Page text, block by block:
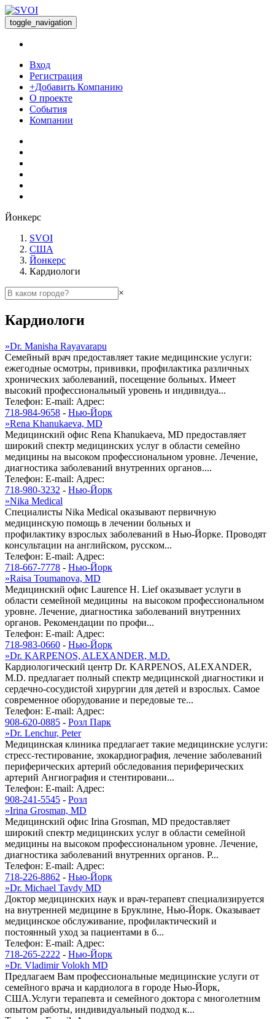
toggle_navigation
Вход
Регистрация
+Добавить Компанию
О проекте
События
Компании
Йонкерс
SVOI
США
Йонкерс
Кардиологи
×
Кардиологи
»Dr. Manisha Rayavarapu
Семейный врач предоставляет такие медицинские услуги:
ежегодные осмотры, прививки, профилактика различных
хронических заболеваний, посещение больных. Имеет
высокий профессиональный уровень и индивидуа...
Телефон: E-mail: Адрес:
718-984-9658 - Нью-Йорк
»Rena Khanukaeva, MD
Медицинский офис Rena Khanukaeva, MD предоставляет
широкий спектр медицинских услуг в области семейно
медицины на высоком профессиональном уровне. Лечение,
диагностика заболеваний внутренних органов....
Телефон: E-mail: Адрес:
718-980-3232 - Нью-Йорк
»Nika Medical
Специалисты Nika Medical оказывают первичную
медицинскую помощь в лечении больных и
профилактику взрослых заболеваний в Нью-Йорке. Проводят
консультации на английском, русском...
Телефон: E-mail: Адрес:
718-667-7778 - Нью-Йорк
»Raisa Toumanova, MD
Медицинский офис Laurence H. Lief оказывает услуги в
области семейной медицины на высоком профессиональном
уровне. Лечение, диагностика заболеваний внутренних
органов. Рекомендации по профи...
Телефон: E-mail: Адрес:
718-983-0660 - Нью-Йорк
»Dr. KARPENOS, ALEXANDER, M.D.
Кардиологический центр Dr. KARPENOS, ALEXANDER,
M.D. предлагает полный спектр медицинской диагностики и
сердечно-сосудистой хирургии для детей и взрослых. Самое
современное оборудование и передовые те...
Телефон: E-mail: Адрес:
908-620-0885 - Розл Парк
»Dr. Lenchur, Peter
Медицинская клиника предлагает такие медицинские услуги:
стресс-тестирование, эхокардиография, лечение заболеваний
периферических артерий обследования периферических
артерий Ангиография и стентировани...
Телефон: E-mail: Адрес:
908-241-5545 - Розл
»Irina Grosman, MD
Медицинский офис Irina Grosman, MD предоставляет
широкий спектр медицинских услуг в области семейной
медицины на высоком профессиональном уровне. Лечение,
диагностика заболеваний внутренних органов. Р...
Телефон: E-mail: Адрес:
718-226-8862 - Нью-Йорк
»Dr. Michael Tavdy MD
Доктор медицинских наук и врач-терапевт специализируется
на внутренней медицине в Бруклине, Нью-Йорк. Оказывает
медицинское обслуживание, профилактический и
постоянный уход за пациентами в б...
Телефон: E-mail: Адрес:
718-265-2222 - Нью-Йорк
»Dr. Vladimir Volokh MD
Предлагаем Вам профессиональные медицинские услуги от
семейного врача и кардиолога в городе Нью-Йорк,
США.Услуги терапевта и семейного доктора с многолетним
опытом работы, индивидуальный подход к...